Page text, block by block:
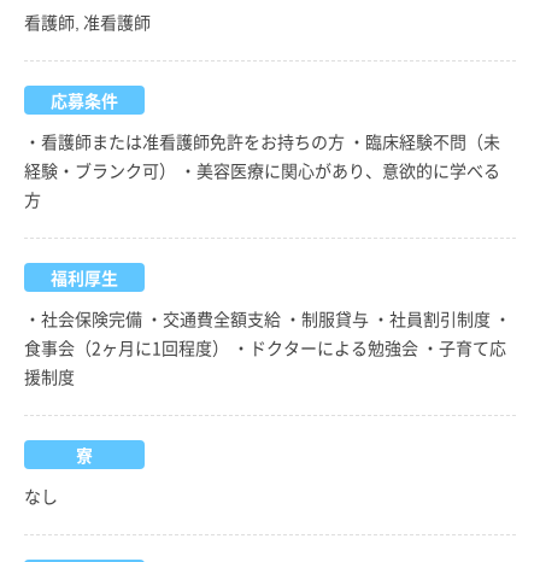
看護師, 准看護師
応募条件
・看護師または准看護師免許をお持ちの方 ・臨床経験不問（未
経験・ブランク可） ・美容医療に関心があり、意欲的に学べる
方
福利厚生
・社会保険完備 ・交通費全額支給 ・制服貸与 ・社員割引制度 ・
食事会（2ヶ月に1回程度） ・ドクターによる勉強会 ・子育て応
援制度
寮
なし